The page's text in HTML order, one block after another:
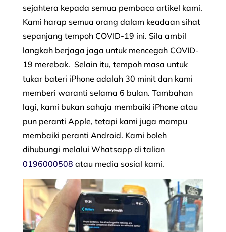
sejahtera kepada semua pembaca artikel kami.
Kami harap semua orang dalam keadaan sihat
sepanjang tempoh COVID-19 ini. Sila ambil
langkah berjaga jaga untuk mencegah COVID-
19 merebak. Selain itu, tempoh masa untuk
tukar bateri iPhone adalah 30 minit dan kami
memberi waranti selama 6 bulan. Tambahan
lagi, kami bukan sahaja membaiki iPhone atau
pun peranti Apple, tetapi kami juga mampu
membaiki peranti Android. Kami boleh
dihubungi melalui Whatsapp di talian
0196000508 atau media sosial kami.